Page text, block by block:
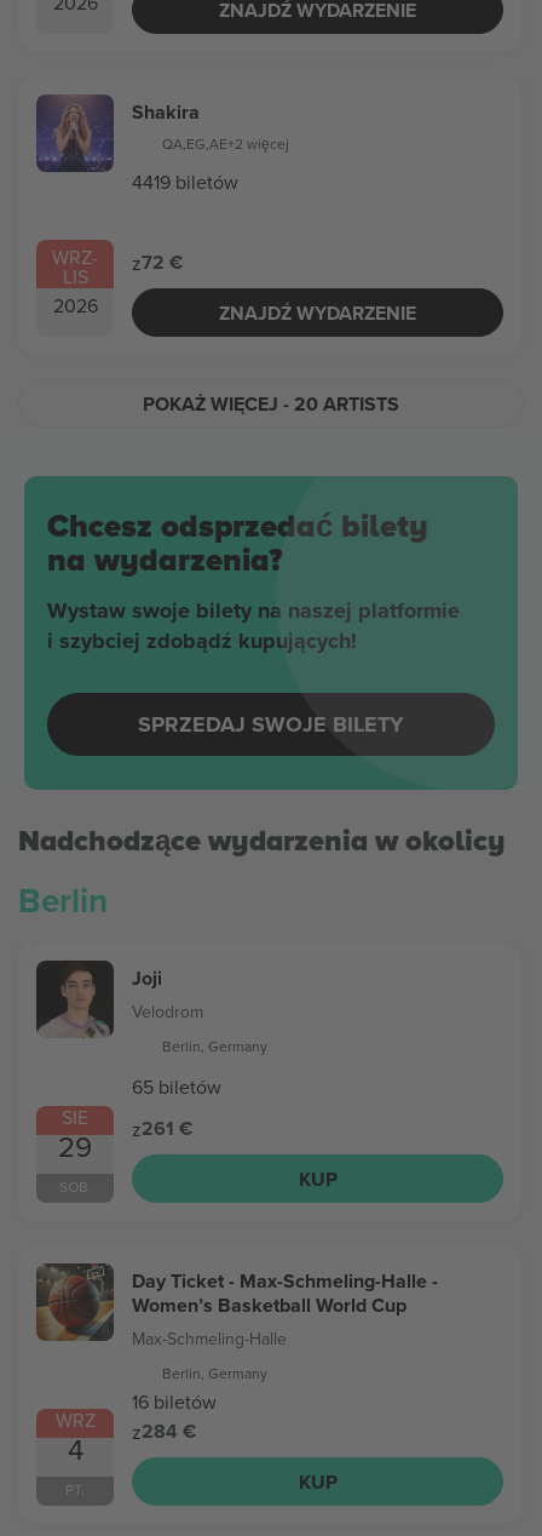
ZNAJDŹ WYDARZENIE
WRZ-
LIS
2026
Shakira
QA,EG,AE+2 więcej
4419 biletów
z72 €
ZNAJDŹ WYDARZENIE
POKAŻ WIĘCEJ - 20 ARTISTS
Chcesz odsprzedać bilety
na wydarzenia?
Wystaw swoje bilety na naszej platformie
i szybciej zdobądź kupujących!
SPRZEDAJ SWOJE BILETY
Nadchodzące wydarzenia w okolicy
Berlin
SIE
29
SOB.
Joji
Velodrom
Berlin, Germany
65 biletów
z261 €
KUP
WRZ
4
PT.
Day Ticket - Max-Schmeling-Halle -
Women’s Basketball World Cup
Max-Schmeling-Halle
Berlin, Germany
16 biletów
z284 €
KUP